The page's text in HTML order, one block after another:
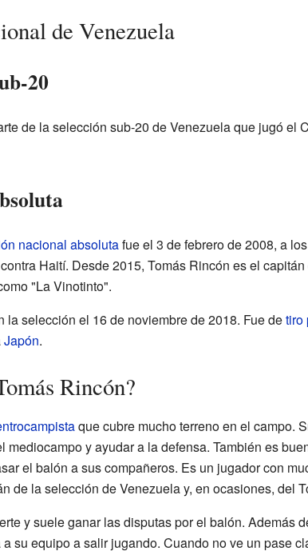
de Venezuela
20
de la selección sub-20 de Venezuela que jugó el
nacional absolutafue el 3 de febrero de 2008, a
Haití. Desde 2015, Tomás Rincón es el
"La Vinotinto".
la selección el 16 de noviembre de 2018. Fue detiro
Japón.
Rincón?
que cubre mucho terreno en el campo.
mediocampo y ayudar a la defensa. También es
el balón a sus compañeros. Es un jugador con
de la selección de Venezuela y, en ocasiones, del
y suele ganar las disputas por el balón. Además
su equipo a salir jugando. Cuando no ve un pase